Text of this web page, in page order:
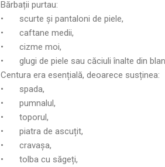
Bărbații purtau:
•
scurte și pantaloni de piele,
•
caftane medii,
•
cizme moi,
•
glugi de piele sau căciuli înalte din
Centura era esențială, deoarece susținea:
•
spada,
•
pumnalul,
•
toporul,
•
piatra de ascuțit,
•
cravașa,
•
tolba cu săgeți,